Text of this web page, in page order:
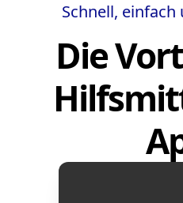
Schnell, einfach
Die